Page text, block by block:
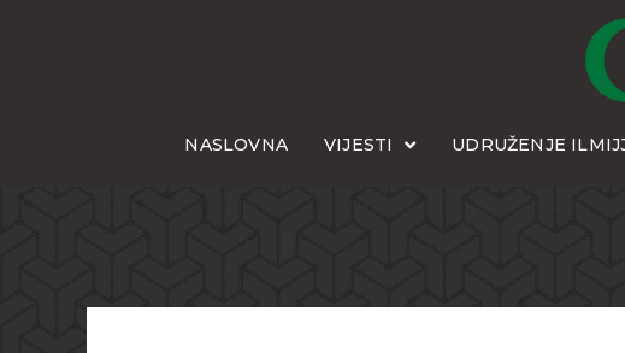
NASLOVNA VIJESTI UDRUŽENJE